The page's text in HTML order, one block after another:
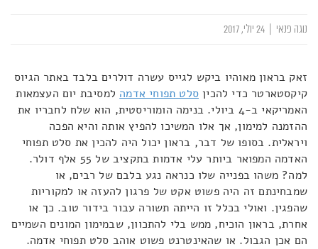
נוגה פנאי
זאק בראון מאוהיו ביקש לגייס עשרה דולרים בלבד באתר הגיוס
קיקסטארטר כדי להכין סלט תפוחי אדמה למסיבת יום העצמאות
האמריקאי ב-4 ביולי. בנימה הומוריסטית, הוא שלח לחבריו את
ההזמנה למימון, אך אלו המשיכו להפיץ אותה והיא הפכה
ויראלית. בסופו של דבר, בראון יכול היה להכין את סלט תפוחי
האדמה המפואר ביותר עלי אדמות בתקציב של 55 אלף דולר.
למה? משהו בפנייה שלו כנראה נגע בלבם של רבים, או
שמבחינתם זה היה פשוט אקט של פרגון להעזה או למקוריות
שהפגין. ואולי בכלל זו הייתה תשורה עבור בידור טוב. כך או
אחרת, בראון הוכיח, ממש בלי להתכוון, שבמימון המונים השמיים
הם אכן הגבול. או שהאינטרנט פשוט אוהב סלט תפוחי אדמה.